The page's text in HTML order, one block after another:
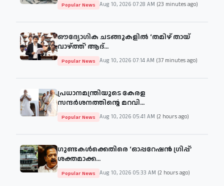
Popular News Aug 10, 2026 07:28 AM (23 minutes ago)
ഔദ്യോഗിക ചടങ്ങുകളിൽ ‘തമിഴ് തായ്
വാഴ്ത്ത്’ ആദ്...
Popular News Aug 10, 2026 07:14 AM (37 minutes ago)
പ്രധാനമന്ത്രിയുടെ കേരള
സന്ദര്‍ശനത്തിന്റെ മറവി...
Popular News Aug 10, 2026 05:41 AM (2 hours ago)
ഗുണ്ടകൾക്കെതിരെ ‘ഓപ്പറേഷൻ ഗ്രിപ്പ്’
ശക്തമാക്ക...
Popular News Aug 10, 2026 05:33 AM (2 hours ago)